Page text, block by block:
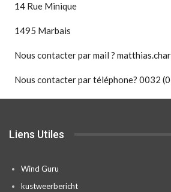
14 Rue Minique
1495 Marbais
Nous contacter par mail ?
Nous contacter par téléphone? 0032
Liens Utiles
Wind Guru
kustweerbericht